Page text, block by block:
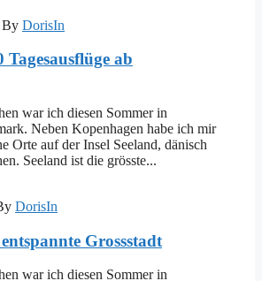
By DorisIn
ab
war ich diesen Sommer in
Neben Kopenhagen habe ich mir
Orte auf der Insel Seeland, dänisch
Seeland ist die grösste...
DorisIn
Grossstadt
war ich diesen Sommer in